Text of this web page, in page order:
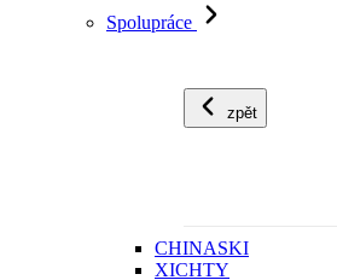
Spolupráce
zpět
CHINASKI
XICHTY